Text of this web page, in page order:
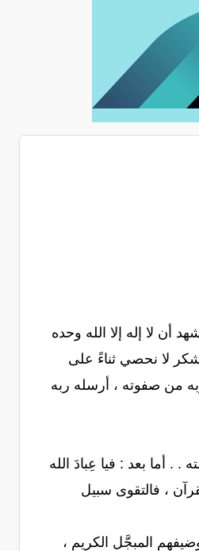
أن لا إله إلا الله وحده
لا نحصي ثناءً على
من صفوته ، أرسله ربه
أما بعد : فيا عِبادَ الله
، فالتقوى سبيل
المبجَّل الكريم ،